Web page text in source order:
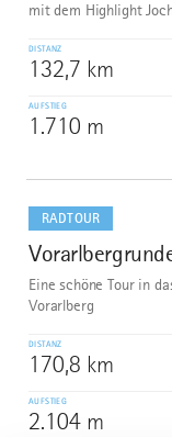
mit dem Highlight
DISTANZ
132,7 km
AUFSTIEG
1.710 m
RADTOUR
2
Eine schöne Tour in
Vorarlberg
DISTANZ
170,8 km
AUFSTIEG
2.104 m
dazu